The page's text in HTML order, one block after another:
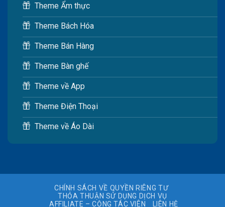
Theme Ẩm thực
Theme Bách Hóa
Theme Bán Hàng
Theme Bàn ghế
Theme về App
Theme Điện Thoại
Theme về Áo Dài
CHÍNH SÁCH VỀ QUYỀN RIÊNG TƯ
THỎA THUẬN SỬ DỤNG DỊCH VỤ
AFFILIATE – CỘNG TÁC VIÊN
LIÊN HỆ